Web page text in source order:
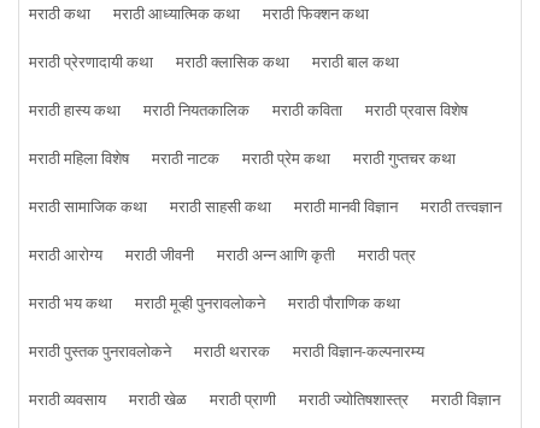
मराठी कथा मराठी आध्यात्मिक कथा
मराठी फिक्शन कथा
मराठी प्रेरणादायी कथा
मराठी क्लासिक कथा
मराठी बाल कथा
मराठी हास्य कथा
मराठी नियतकालिक मराठी कविता
मराठी प्रवास विशेष
मराठी महिला विशेष
मराठी नाटक मराठी प्रेम कथा
मराठी गुप्तचर कथा
मराठी सामाजिक कथा
मराठी साहसी कथा मराठी मानवी विज्ञान
मराठी तत्त्वज्ञान
मराठी आरोग्य
मराठी जीवनी मराठी अन्न आणि कृती
मराठी पत्र
मराठी भय कथा
मराठी मूव्ही पुनरावलोकने
मराठी पौराणिक कथा
मराठी पुस्तक पुनरावलोकने
मराठी थरारक
मराठी विज्ञान-कल्पनारम्य
मराठी व्यवसाय
मराठी खेळ मराठी प्राणी मराठी ज्योतिषशास्त्र
मराठी विज्ञान